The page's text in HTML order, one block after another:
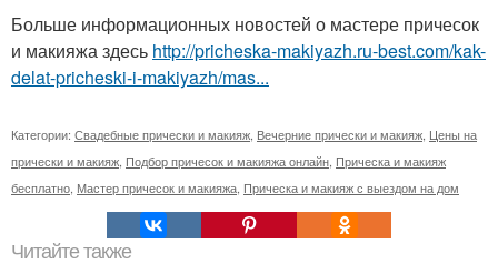
Больше информационных новостей о мастере причесок
и макияжа здесь http://pricheska-makiyazh.ru-best.com/kak-
delat-pricheski-i-makiyazh/mas...
Категории: Свадебные прически и макияж Вечерние прически и макияж Цены на
прически и макияж Подбор причесок и макияжа онлайн Прическа и макияж
бесплатно Мастер причесок и макияжа Прическа и макияж с выездом на дом
Читайте также